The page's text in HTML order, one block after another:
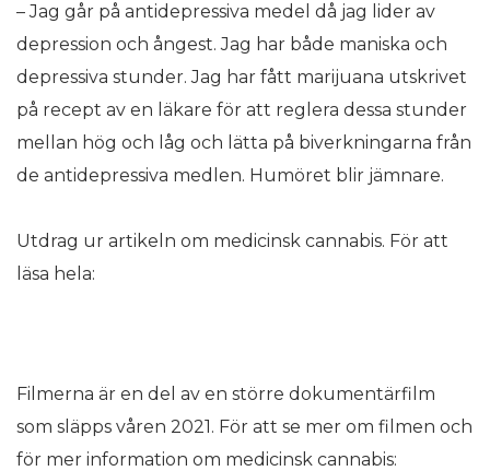
– Jag går på antidepressiva medel då jag lider av
depression och ångest. Jag har både maniska och
depressiva stunder. Jag har fått marijuana utskrivet
på recept av en läkare för att reglera dessa stunder
mellan hög och låg och lätta på biverkningarna från
de antidepressiva medlen. Humöret blir jämnare.
Utdrag ur artikeln om medicinsk cannabis. För att
läsa hela:
Filmerna är en del av en större dokumentärfilm
som släpps våren 2021. För att se mer om filmen och
för mer information om medicinsk cannabis: